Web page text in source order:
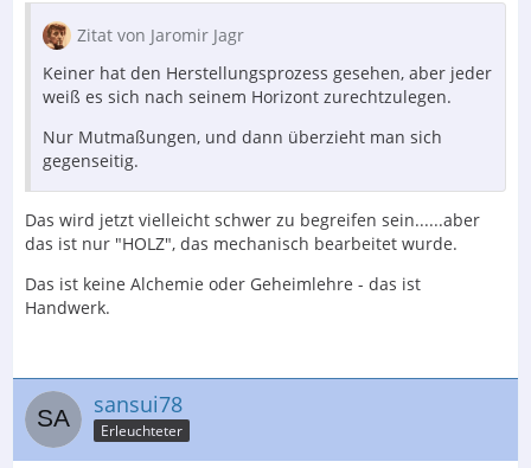
Zitat von Jaromir Jagr
Keiner hat den Herstellungsprozess gesehen, aber jeder
weiß es sich nach seinem Horizont zurechtzulegen.
Nur Mutmaßungen, und dann überzieht man sich
gegenseitig.
Das wird jetzt vielleicht schwer zu begreifen sein......aber
das ist nur "HOLZ", das mechanisch bearbeitet wurde.
Das ist keine Alchemie oder Geheimlehre - das ist
Handwerk.
sansui78
Erleuchteter